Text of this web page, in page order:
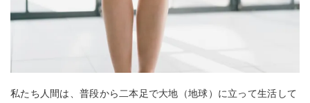
私たち人間は、普段から二本足で大地（地球）に立って生活して